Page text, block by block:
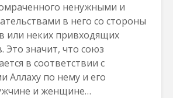
ненужными и
в него со стороны
или неких привходящих
Это значит, что союз
в соответствии с
Аллаху по нему и его
и женщине…